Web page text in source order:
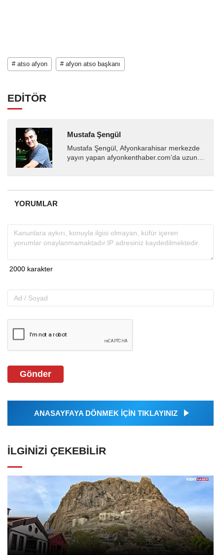
# atso afyon # afyon atso başkanı
EDİTÖR
Mustafa Şengül
Mustafa Şengül, Afyonkarahisar merkezde
yayın yapan afyonkenthaber.com’da uzun
almakta, haber akışı...
YORUMLAR
Gönder
ANASAYFAYA DÖNMEK İÇİN TIKLAYINIZ
İLGINIZI ÇEKEBILIR